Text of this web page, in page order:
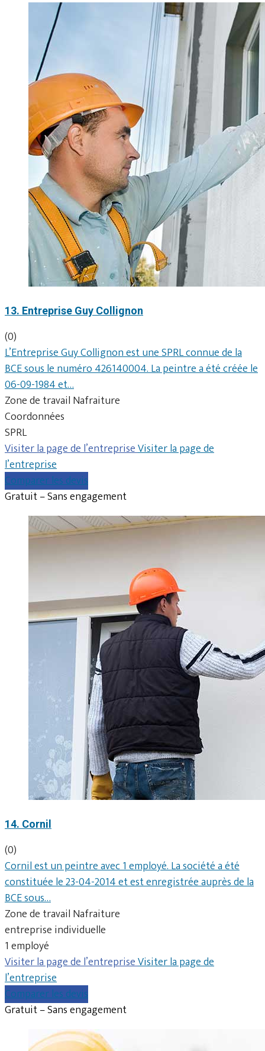
13. Entreprise Guy Collignon
(0)
L’Entreprise Guy Collignon est une SPRL connue de la
BCE sous le numéro 426140004. La peintre a été créée le
06-09-1984 et…
Zone de travail Nafraiture
Coordonnées
SPRL
Visiter la page de l’entrepriseVisiter la page de
l’entreprise
Comparer les devis
Gratuit – Sans engagement
14. Cornil
(0)
Cornil est un peintre avec 1 employé. La société a été
constituée le 23-04-2014 et est enregistrée auprès de la
BCE sous…
Zone de travail Nafraiture
entreprise individuelle
1 employé
Visiter la page de l’entrepriseVisiter la page de
l’entreprise
Comparer les devis
Gratuit – Sans engagement